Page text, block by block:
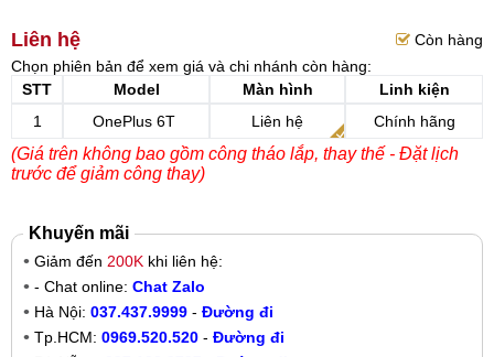
Liên hệ
Còn hàng
Chọn phiên bản để xem giá và chi nhánh còn hàng:
STT
Model Màn hình
Linh kiện
1
OnePlus 6T Liên hệ Chính hãng
(Giá trên không bao gồm công tháo lắp, thay thế - Đặt lịch
trước để giảm công thay)
Khuyến mãi
Giảm đến 200K khi liên hệ:
- Chat online: Chat Zalo
Hà Nội: 037.437.9999 - Đường đi
Tp.HCM: 0969.520.520 - Đường đi